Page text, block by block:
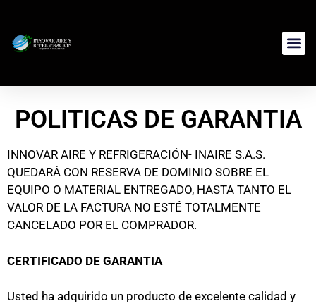
POLITICAS DE GARANTIA
INNOVAR AIRE Y REFRIGERACIÓN- INAIRE S.A.S.
QUEDARÁ CON RESERVA DE DOMINIO SOBRE EL
EQUIPO O MATERIAL ENTREGADO, HASTA TANTO EL
VALOR DE LA FACTURA NO ESTÉ TOTALMENTE
CANCELADO POR EL COMPRADOR.
CERTIFICADO DE GARANTIA
Usted ha adquirido un producto de excelente calidad y